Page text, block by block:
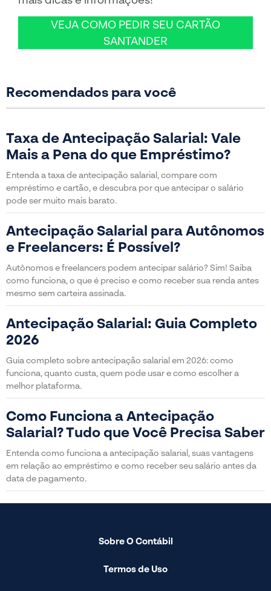
VEJA COMO PEDIR SEU CARTÃO
SANTANDER
Recomendados para você
Taxa de Antecipação Salarial: Vale
Mais a Pena do que Empréstimo?
Entenda a taxa de antecipação salarial, compare com
empréstimo e cartão, e descubra por que antecipar o salário
pode ser muito mais barato.
Antecipação Salarial para Autônomos
e Freelancers: É Possível?
Autônomos e freelancers podem antecipar salário? Sim! Saiba
como funciona, o que é preciso e como receber sua renda antes
mesmo sem carteira assinada.
Antecipação Salarial: Guia Completo
2026
Guia completo sobre antecipação salarial em 2026: como
funciona, quanto custa, quem pode usar e como escolher a
melhor plataforma.
Como Funciona a Antecipação
Salarial? Tudo que Você Precisa Saber
Entenda como funciona a antecipação salarial, suas vantagens
em relação ao empréstimo e como receber seu salário antes da
data de pagamento.
Sobre O Contábil
Termos de Uso